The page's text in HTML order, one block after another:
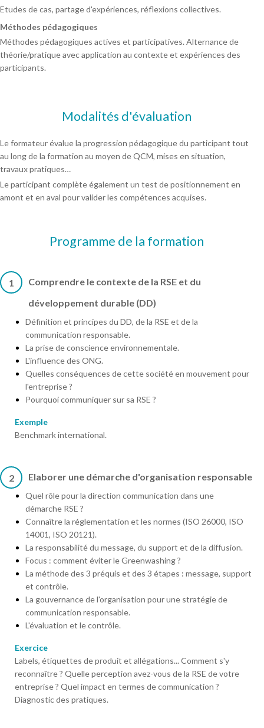
Etudes de cas, partage d'expériences, réflexions collectives.
Méthodes pédagogiques
Méthodes pédagogiques actives et participatives. Alternance de
théorie/pratique avec application au contexte et expériences des
participants.
Modalités d'évaluation
Le formateur évalue la progression pédagogique du participant tout
au long de la formation au moyen de QCM, mises en situation,
travaux pratiques…
Le participant complète également un test de positionnement en
amont et en aval pour valider les compétences acquises.
Programme de la formation
1
Comprendre le contexte de la RSE et du
développement durable (DD)
Définition et principes du DD, de la RSE et de la
communication responsable.
La prise de conscience environnementale.
L'influence des ONG.
Quelles conséquences de cette société en mouvement pour
l'entreprise ?
Pourquoi communiquer sur sa RSE ?
Exemple
Benchmark international.
2 Elaborer une démarche d'organisation responsable
Quel rôle pour la direction communication dans une
démarche RSE ?
Connaître la réglementation et les normes (ISO 26000, ISO
14001, ISO 20121).
La responsabilité du message, du support et de la diffusion.
Focus : comment éviter le Greenwashing ?
La méthode des 3 préquis et des 3 étapes : message, support
et contrôle.
La gouvernance de l'organisation pour une stratégie de
communication responsable.
L'évaluation et le contrôle.
Exercice
Labels, étiquettes de produit et allégations... Comment s'y
reconnaître ? Quelle perception avez-vous de la RSE de votre
entreprise ? Quel impact en termes de communication ?
Diagnostic des pratiques.